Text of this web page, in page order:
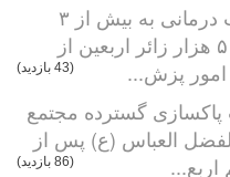
ارائه خدمات درمانی به بیش از ۳
میلیون و ۵۰۰ هزار زائر اربعین از
پزش...
(43 بازدید)
پاکسازی گسترده مجتمع
العباس (ع) پس از
اربع...
(86 بازدید)